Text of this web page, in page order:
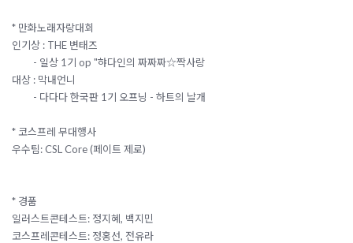
* 만화노래자랑대회
인기상 : THE 변태즈
- 일상 1기 op "햐다인의 짜짜짜☆짝사랑
대상 : 막내언니
- 다다다 한국판 1기 오프닝 - 하트의 날개
* 코스프레 무대행사
우수팀: CSL Core (페이트 제로)
* 경품
일러스트콘테스트: 정지혜, 백지민
코스프레콘테스트: 정홍선, 전유라